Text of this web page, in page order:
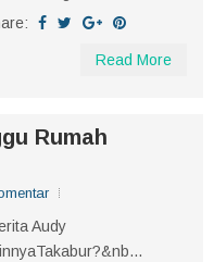
Read More
Rumah
Audy